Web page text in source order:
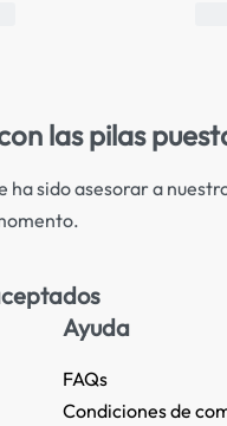
las pilas
ha sido asesorar a
Ayuda
FAQs
Condiciones de